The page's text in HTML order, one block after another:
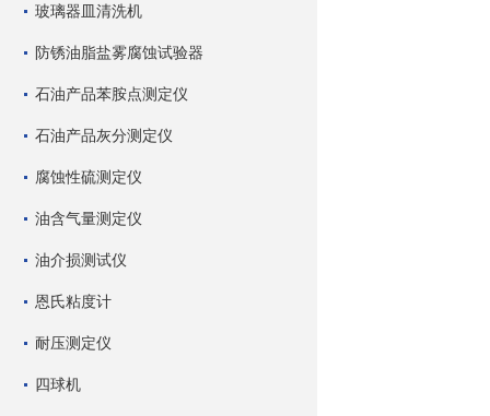
玻璃器皿清洗机
防锈油脂盐雾腐蚀试验器
石油产品苯胺点测定仪
石油产品灰分测定仪
腐蚀性硫测定仪
油含气量测定仪
油介损测试仪
恩氏粘度计
耐压测定仪
四球机